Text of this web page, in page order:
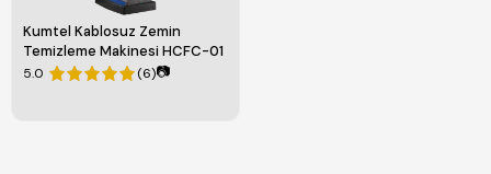
Kumtel Kablosuz Zemin
Temizleme Makinesi HCFC-01
5.0 (6)📷